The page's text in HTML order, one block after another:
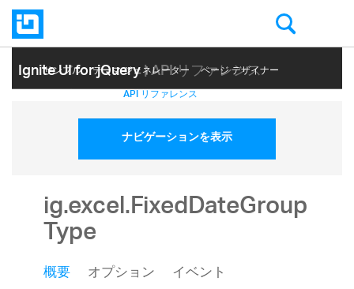
Ignite UI for jQuery| API リファレンス
サンプル テーマ ジェネレーター ページ デザイナー
ヘルプ トピック API リファレンス
ナビゲーションを表示
ig.excel.FixedDateGroup
Type
概要 オプション
イベント